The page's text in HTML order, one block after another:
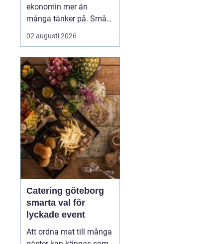
ekonomin mer än
många tänker på. Små
skillnader i pris,
bindningstid och villkor
ett år. Samtidigt har
elmarknaden blivit mer
komplex, med timp...
02 augusti 2026
Catering göteborg
smarta val för
lyckade event
Att ordna mat till många